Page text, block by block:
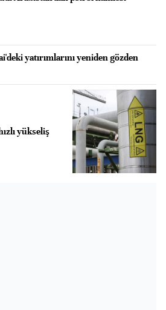
yatırımlarını yeniden gözden
yükseliş